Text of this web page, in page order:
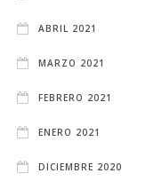
ABRIL 2021
MARZO 2021
FEBRERO 2021
ENERO 2021
DICIEMBRE 2020